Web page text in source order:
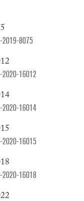
2019-8075
2020-16012
2020-16014
2020-16015
2020-16018